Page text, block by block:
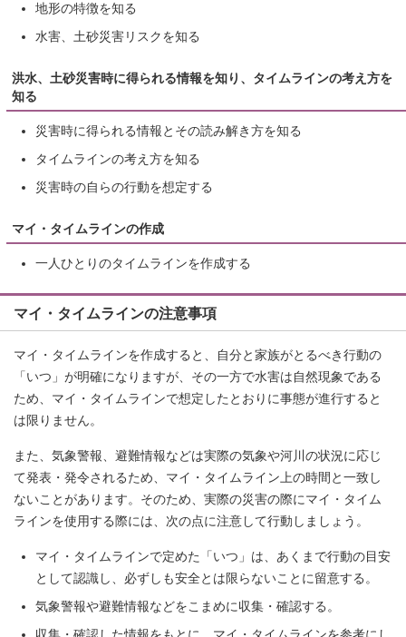
地形の特徴を知る
水害、土砂災害リスクを知る
洪水、土砂災害時に得られる情報を知り、タイムラインの考え方を
知る
災害時に得られる情報とその読み解き方を知る
タイムラインの考え方を知る
災害時の自らの行動を想定する
マイ・タイムラインの作成
一人ひとりのタイムラインを作成する
マイ・タイムラインの注意事項
マイ・タイムラインを作成すると、自分と家族がとるべき行動の
「いつ」が明確になりますが、その一方で水害は自然現象である
ため、マイ・タイムラインで想定したとおりに事態が進行すると
は限りません。
また、気象警報、避難情報などは実際の気象や河川の状況に応じ
て発表・発令されるため、マイ・タイムライン上の時間と一致し
ないことがあります。そのため、実際の災害の際にマイ・タイム
ラインを使用する際には、次の点に注意して行動しましょう。
マイ・タイムラインで定めた「いつ」は、あくまで行動の目安
として認識し、必ずしも安全とは限らないことに留意する。
気象警報や避難情報などをこまめに収集・確認する。